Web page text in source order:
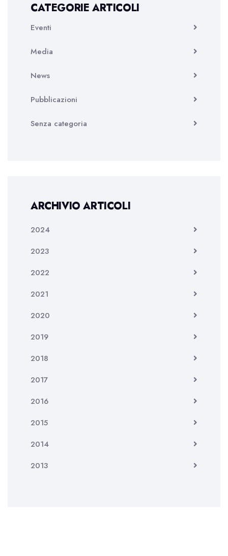
CATEGORIE ARTICOLI
Eventi
Media
News
Pubblicazioni
Senza categoria
ARCHIVIO ARTICOLI
2024
2023
2022
2021
2020
2019
2018
2017
2016
2015
2014
2013